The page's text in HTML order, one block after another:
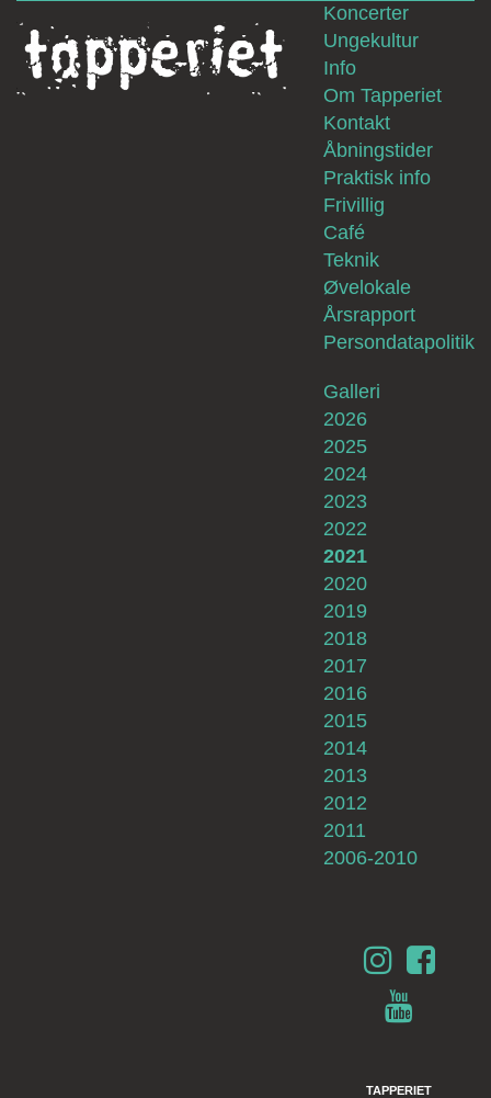
Koncerter
Ungekultur
Info
Om Tapperiet
Kontakt
Åbningstider
Praktisk info
Frivillig
Café
Teknik
Øvelokale
Årsrapport
Persondatapolitik
Galleri
2026
2025
2024
2023
2022
2021
2020
2019
2018
2017
2016
2015
2014
2013
2012
2011
2006-2010
TAPPERIET